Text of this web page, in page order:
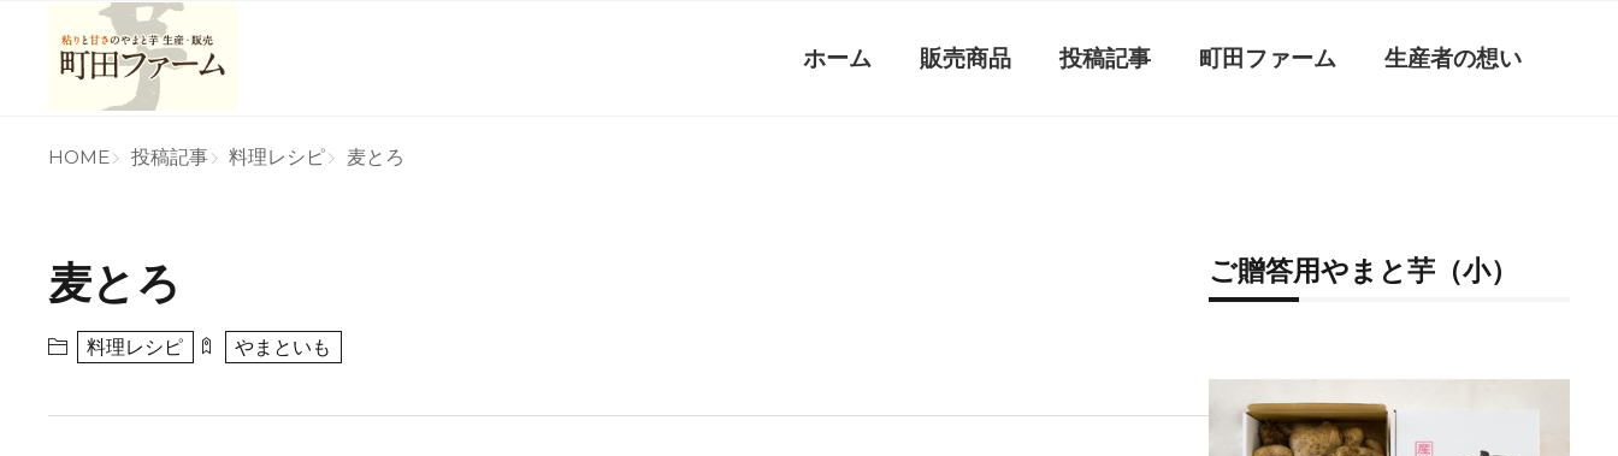
ホーム 販売商品 投稿記事 町田ファーム 生産者の想い
HOME 投稿記事 料理レシピ 麦とろ
麦とろ
料理レシピ やまといも
ご贈答用やまと芋（小）